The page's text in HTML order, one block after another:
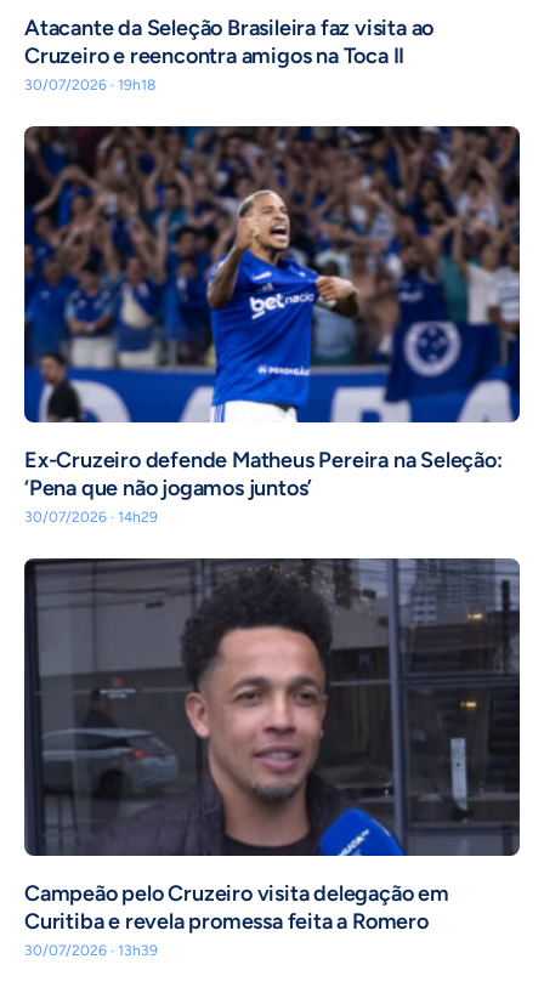
Atacante da Seleção Brasileira faz visita ao
Cruzeiro e reencontra amigos na Toca II
30/07/2026 · 19h18
Ex-Cruzeiro defende Matheus Pereira na Seleção:
‘Pena que não jogamos juntos’
30/07/2026 · 14h29
Campeão pelo Cruzeiro visita delegação em
Curitiba e revela promessa feita a Romero
30/07/2026 · 13h39